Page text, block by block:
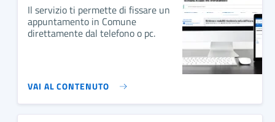
Il servizio ti permette di fissare un
appuntamento in Comune
direttamente dal telefono o pc.
VAI AL CONTENUTO